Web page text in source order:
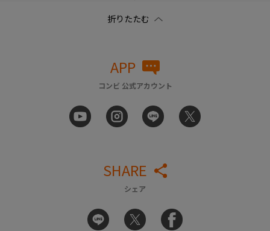
APP
コンビ 公式アカウント
SHARE
シェア